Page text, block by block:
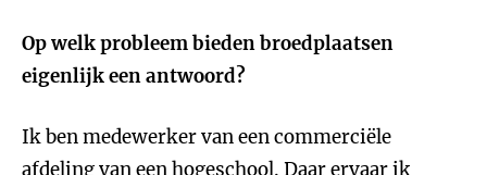
Op welk probleem bieden broedplaatsen
eigenlijk een antwoord?
Ik ben medewerker van een commerciële
afdeling van een hogeschool. Daar ervaar ik